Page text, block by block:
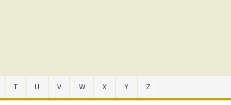
T U V W X Y Z